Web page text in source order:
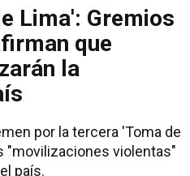
Lima': Gremios
que
la
por la tercera 'Toma de
"movilizaciones violentas"
país.